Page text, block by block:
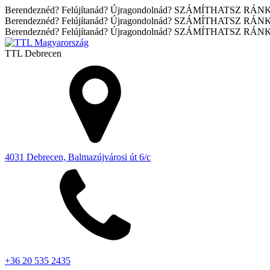
Berendeznéd? Felújítanád? Újragondolnád? SZÁMÍTHATSZ
Berendeznéd? Felújítanád? Újragondolnád? SZÁMÍTHATSZ
Berendeznéd? Felújítanád? Újragondolnád? SZÁMÍTHATSZ
TTL Debrecen
4031 Debrecen, Balmazújvárosi út 6/c
+36 20 535 2435